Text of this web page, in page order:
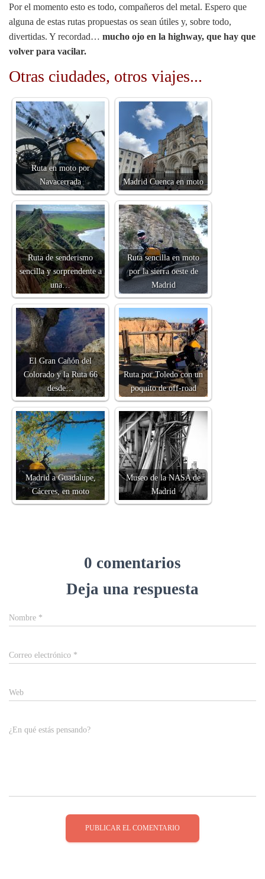
Por el momento esto es todo, compañeros del metal. Espero que
alguna de estas rutas propuestas os sean útiles y, sobre todo,
divertidas. Y recordad… mucho ojo en la highway, que hay que
volver para vacilar.
Otras ciudades, otros viajes...
Ruta en moto por
Navacerrada
Madrid Cuenca en moto
Ruta de senderismo
sencilla y sorprendente a
una…
Ruta sencilla en moto
por la sierra oeste de
Madrid
El Gran Cañón del
Colorado y la Ruta 66
desde…
Ruta por Toledo con un
poquito de off-road
Madrid a Guadalupe,
Cáceres, en moto
Museo de la NASA de
Madrid
0 comentarios
Deja una respuesta
Nombre *
Correo electrónico *
Web
¿En qué estás pensando?